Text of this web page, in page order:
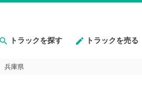
トラックを探す トラックを売る
兵庫県